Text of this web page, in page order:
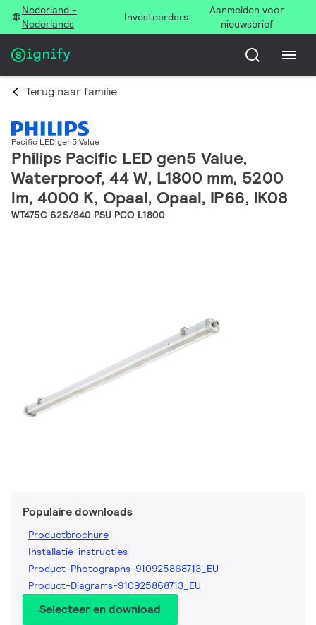
Nederland -
Nederlands
Investeerders
Aanmelden voor
nieuwsbrief
Terug naar familie
Pacific LED gen5 Value
Philips Pacific LED gen5 Value,
Waterproof, 44 W, L1800 mm, 5200
lm, 4000 K, Opaal, Opaal, IP66, IK08
WT475C 62S/840 PSU PCO L1800
Populaire downloads
Productbrochure
Installatie-instructies
Product-Photographs-910925868713_EU
Product-Diagrams-910925868713_EU
Selecteer en download